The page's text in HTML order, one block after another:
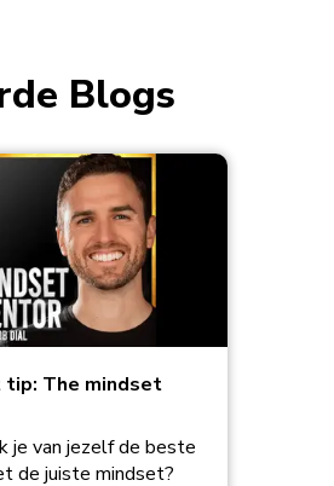
Blogs
tip: The mindset
je van jezelf de beste
de juiste mindset?